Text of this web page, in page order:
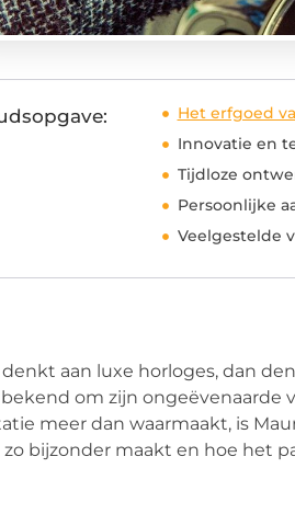
Het erfgoed
Innovatie en
Tijdloze
Persoonlijke
Veelgestelde
denkt aan luxe horloges, dan
om zijn ongeëvenaarde
meer dan waarmaakt, is
bijzonder maakt en hoe het